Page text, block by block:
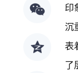
印
沉
表
了